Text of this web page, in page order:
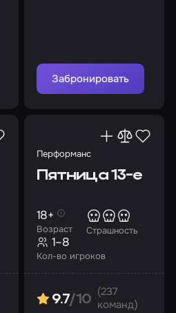
Забронировать
Перформанс
Пятница 13-е
Возраст
18+
Страшность
Кол-во игроков
1–8
9.7/10
(237
команд)